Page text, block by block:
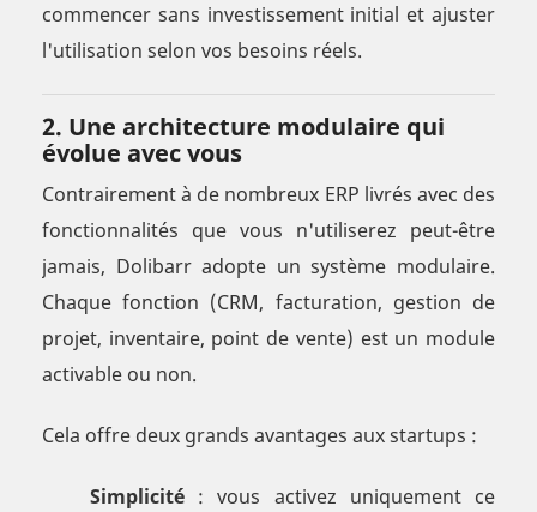
commencer sans investissement initial et ajuster
l'utilisation selon vos besoins réels.
2. Une architecture modulaire qui
évolue avec vous
Contrairement à de nombreux ERP livrés avec des
fonctionnalités que vous n'utiliserez peut-être
jamais, Dolibarr adopte un système modulaire.
Chaque fonction (CRM, facturation, gestion de
projet, inventaire, point de vente) est un module
activable ou non.
Cela offre deux grands avantages aux startups :
Simplicité : vous activez uniquement ce